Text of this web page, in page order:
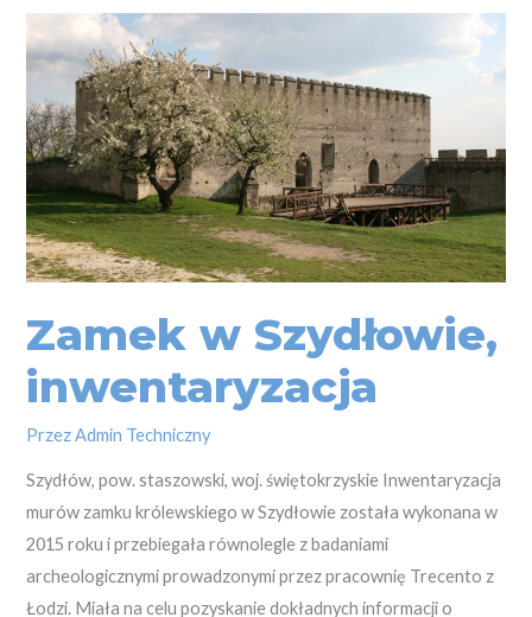
Zamek w Szydłowie,
inwentaryzacja
PrzezAdmin Techniczny
Szydłów, pow. staszowski, woj. świętokrzyskie Inwentaryzacja
murów zamku królewskiego w Szydłowie została wykonana w
2015 roku i przebiegała równolegle z badaniami
archeologicznymi prowadzonymi przez pracownię Trecento z
Łodzi. Miała na celu pozyskanie dokładnych informacji o
Szydłowie,
inwentaryzacja